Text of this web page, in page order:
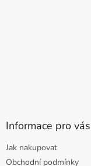
Informace pro vás
Jak nakupovat
Obchodní podmínky